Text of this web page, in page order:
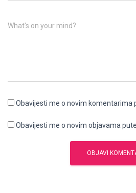
What's on your mind?
Obavijesti me o novim komentarima
Obavijesti me o novim objavama